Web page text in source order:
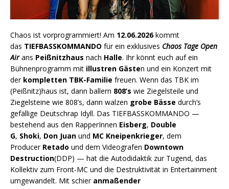
Chaos ist vorprogrammiert! Am 12.06.2026kommt
das TIEFBASSKOMMANDO für ein exklusives Chaos Tage Open
Airans Peißnitzhaus nach Halle. Ihr könnt euch auf ein
Bühnenprogramm mit illustren Gästen und ein Konzert mit
der kompletten TBK-Familie freuen. Wenn das TBK im
(Peißnitz)haus ist, dann ballern 808’s wie Ziegelsteile und
Ziegelsteine wie 808’s, dann walzen grobe Bässe durch’s
gefällige Deutschrap Idyll. Das TIEFBASSKOMMANDO —
bestehend aus den RapperInnen Eisberg, Double
G, Shoki, Don Juan und MC Kneipenkrieger, dem
Producer Retado und dem Videografen Downtown
Destruction(DDP) — hat die Autodidaktik zur Tugend, das
Kollektiv zum Front-MC und die Destruktivität in Entertainment
umgewandelt. Mit schier anmaßender